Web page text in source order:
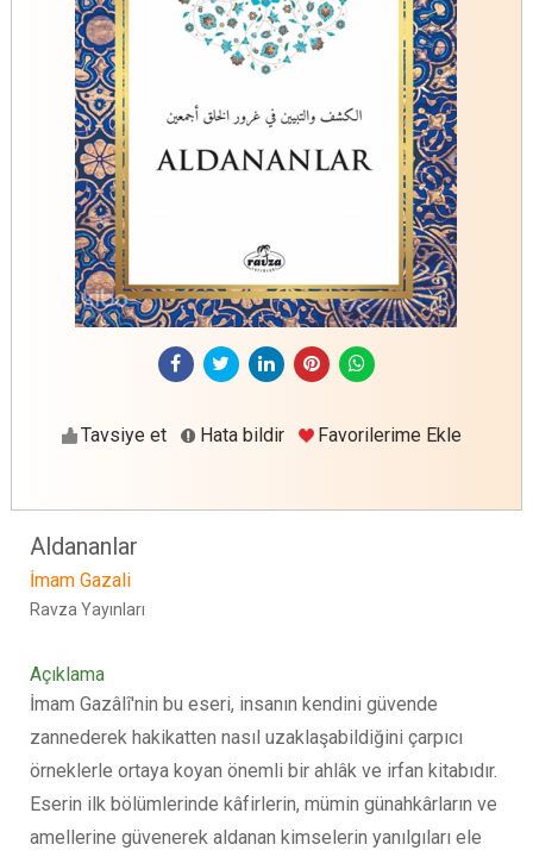
Tavsiye et Hata bildir Favorilerime Ekle
Aldananlar
İmam Gazali
Ravza Yayınları
Açıklama
İmam Gazâlî'nin bu eseri, insanın kendini güvende
zannederek hakikatten nasıl uzaklaşabildiğini çarpıcı
örneklerle ortaya koyan önemli bir ahlâk ve irfan kitabıdır.
Eserin ilk bölümlerinde kâfirlerin, mümin günahkârların ve
amellerine güvenerek aldanan kimselerin yanılgıları ele